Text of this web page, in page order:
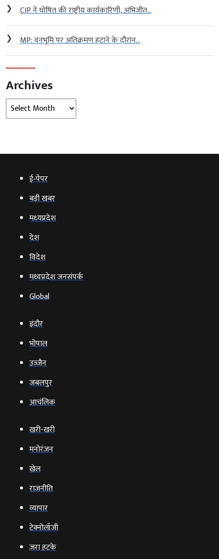
❯ CJP ने घोषित की राष्ट्रीय कार्यकारिणी, अभिजीत...
❯ MP: वनभूमि पर अतिक्रमण हटाने के दौरान...
Archives
Archives
ई‑पेपर
बड़ी खबर
मध्‍यप्रदेश
देश
विदेश
मध्यप्रदेश जनसंपर्क
Global
इंदौर
भोपाल
उज्‍जैन
जबलपुर
आचंलिक
खरी-खरी
मनोरंजन
खेल
राजनीति
व्‍यापार
टेक्‍नोलॉजी
ज़रा हटके